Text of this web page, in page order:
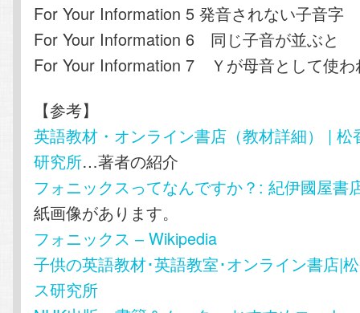
For Your Information 5 発音されない子音字
For Your Information 6 同じ子音が並ぶと
For Your Information 7 Ｙが母音として使わ
【参考】
英語教材・オンライン書店（教材詳細） | 松
研究所…著者の紹介
フォニックスってなんですか？: 紀伊國屋書
紙画像があります。
フォニックス – Wikipedia
子供の英語教材･英語教室･オンライン書店|
ス研究所